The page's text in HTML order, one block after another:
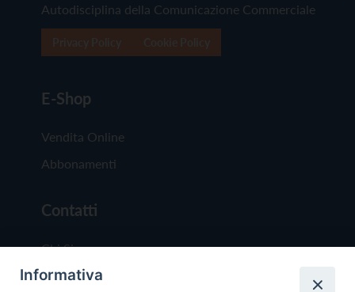
Autodisciplina della Comunicazione Commerciale
E-Shop
Vendita Online
Abbonamenti
Contatti
Chi Siamo
Redazione
Informativa